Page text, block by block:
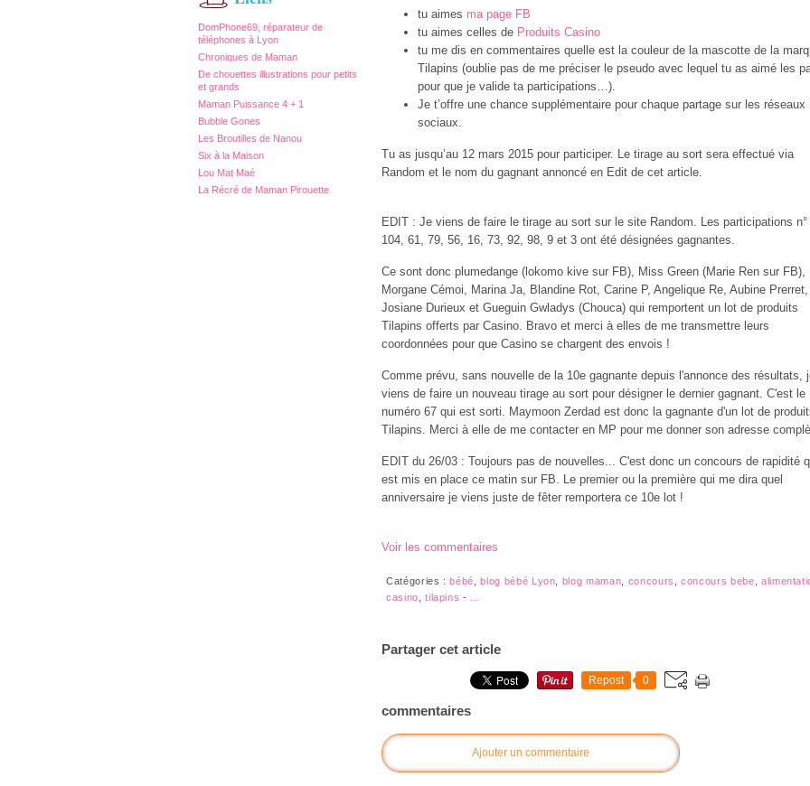
DomPhone69, réparateur de
téléphones à Lyon
Chroniques de Maman
De chouettes illustrations pour petits
et grands
Maman Puissance 4 + 1
Bubble Gones
Les Broutilles de Nanou
Six à la Maison
Lou Mat Maé
La Récré de Maman Pirouette
tu aimes ma page FB
tu aimes celles de Produits Casino
tu me dis en commentaires quelle est la couleur de la mascotte de la
Tilapins (oublie pas de me préciser le pseudo avec lequel tu as aimé les
pour que je valide ta participations…).
Je t’offre une chance supplémentaire pour chaque partage sur les réseaux
sociaux.
Tu as jusqu’au 12 mars 2015 pour participer. Le tirage au sort sera effectué via
Random et le nom du gagnant annoncé en Edit de cet article.
EDIT : Je viens de faire le tirage au sort sur le site Random. Les participations n°
104, 61, 79, 56, 16, 73, 92, 98, 9 et 3 ont été désignées gagnantes.
Ce sont donc plumedange (lokomo kive sur FB), Miss Green (Marie Ren sur FB),
Morgane Cémoi, Marina Ja, Blandine Rot, Carine P, Angelique Re, Aubine Prerret,
Josiane Durieux et Gueguin Gwladys (Chouca) qui remportent un lot de produits
Tilapins offerts par Casino. Bravo et merci à elles de me transmettre leurs
coordonnées pour que Casino se chargent des envois !
Comme prévu, sans nouvelle de la 10e gagnante depuis l'annonce des résultats,
viens de faire un nouveau tirage au sort pour désigner le dernier gagnant. C'est le
numéro 67 qui est sorti. Maymoon Zerdad est donc la gagnante d'un lot de
Tilapins. Merci à elle de me contacter en MP pour me donner son adresse
EDIT du 26/03 : Toujours pas de nouvelles... C'est donc un concours de rapidité
est mis en place ce matin sur FB. Le premier ou la première qui me dira quel
anniversaire je viens juste de fêter remportera ce 10e lot !
Voir les commentaires
Catégories :bébé ,blog bébé Lyon blog maman concours ,concours bebe
casino ,tilapins -
Partager cet article
Repost 0
commentaires
Ajouter un commentaire